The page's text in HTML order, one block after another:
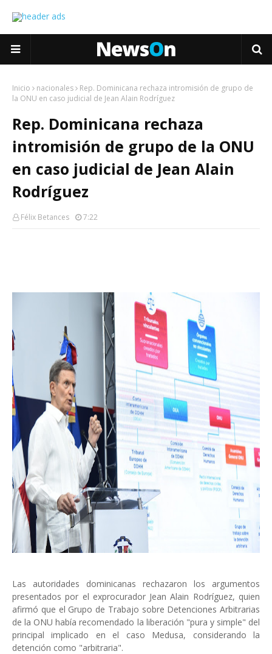
Inicio nacionales
Rep. Dominicana rechaza intromisión de grupo de
la ONU en caso judicial de Jean Alain Rodríguez
Rep. Dominicana rechaza
intromisión de grupo de la ONU
en caso judicial de Jean Alain
Rodríguez
Félix Betances 7:22
Las autoridades dominicanas rechazaron los argumentos
presentados por el exprocurador Jean Alain Rodríguez, quien
afirmó que el Grupo de Trabajo sobre Detenciones Arbitrarias
de la ONU había recomendado la liberación "pura y simple" del
principal implicado en el caso Medusa, considerando la
detención como "arbitraria".